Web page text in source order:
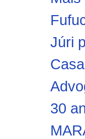
Júri
30